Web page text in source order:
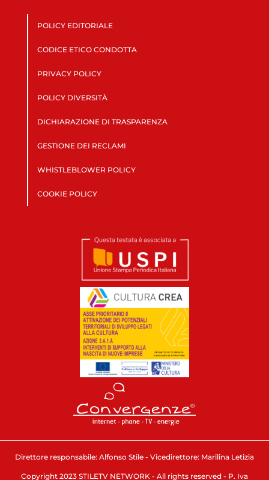
POLICY EDITORIALE
CODICE ETICO CONDOTTA
PRIVACY POLICY
POLICY DIVERSITÀ
DICHIARAZIONE DI TRASPARENZA
GESTIONE DEI RECLAMI
WHISTLEBLOWER POLICY
COOKIE POLICY
Direttore responsabile: Alfonso Stile - Vicedirettore: Marilina Letizia
Copyright 2023 STILETV NETWORK - All rights reserved - P. Iva